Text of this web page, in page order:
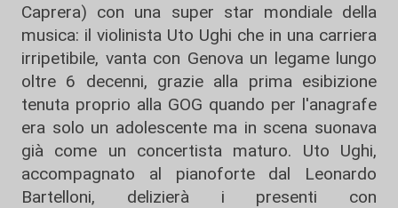
Caprera) con una super star mondiale della
musica: il violinista Uto Ughi che in una carriera
irripetibile, vanta con Genova un legame lungo
oltre 6 decenni, grazie alla prima esibizione
tenuta proprio alla GOG quando per l'anagrafe
era solo un adolescente ma in scena suonava
già come un concertista maturo. Uto Ughi,
accompagnato al pianoforte dal Leonardo
Bartelloni, delizierà i presenti con